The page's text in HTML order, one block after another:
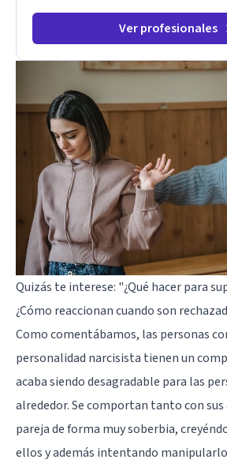
Ver profesionales
Quizás te interese: "¿Qué hacer para
¿Cómo reaccionan cuando son
Como comentábamos, las personas
personalidad narcisista tienen un
acaba siendo desagradable para las
alrededor. Se comportan tanto con
pareja de forma muy soberbia,
ellos y además intentando